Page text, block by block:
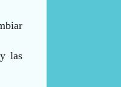
las